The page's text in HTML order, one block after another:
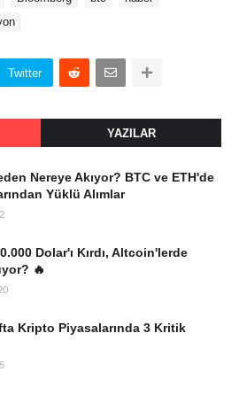
Twitter
YAZILAR
Nereye Akıyor? BTC ve ETH'de
Yüklü Alımlar
Dolar'ı Kırdı, Altcoin'lerde
🔥
Kripto Piyasalarında 3 Kritik